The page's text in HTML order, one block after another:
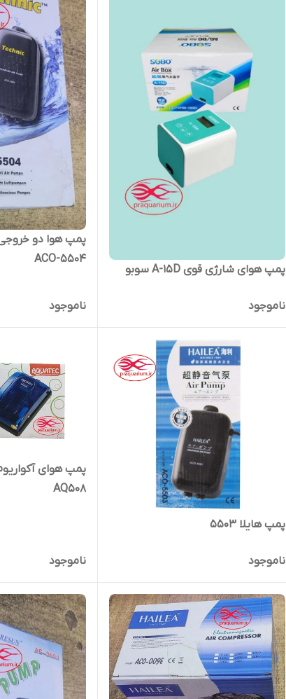
پمپ هوای شارژی قوی A-15D سوبو
ناموجود
پمپ هوا دو
ACO-5504
ناموجود
پمپ هایلا ۵۵۰۳
ناموجود
پمپ هوای
AQ508
ناموجود